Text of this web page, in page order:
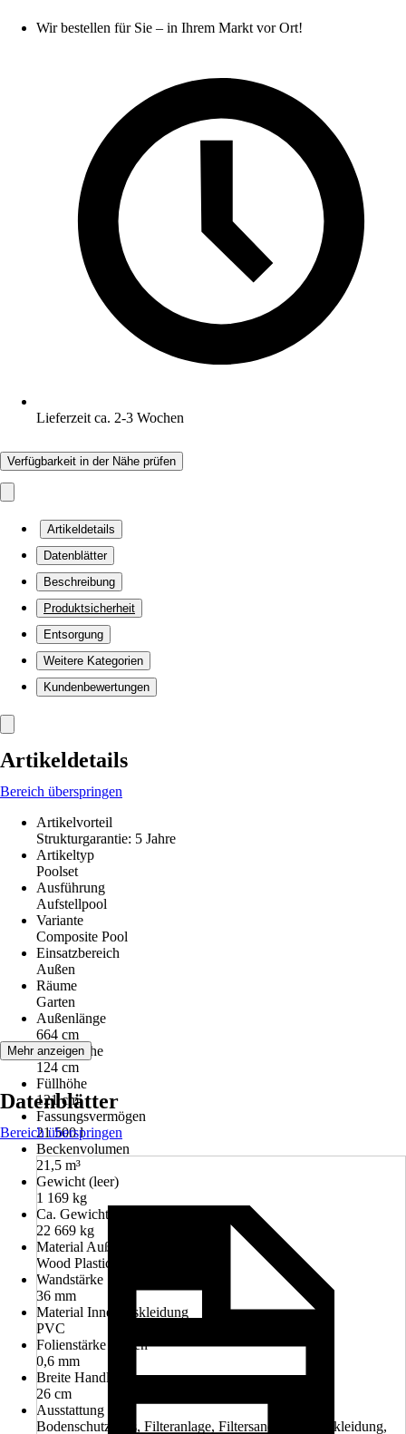
Wir bestellen für Sie – in Ihrem Markt vor Ort!
Lieferzeit ca. 2-3 Wochen
Verfügbarkeit in der Nähe prüfen
Artikeldetails
Datenblätter
Beschreibung
Produktsicherheit
Entsorgung
Weitere Kategorien
Kundenbewertungen
Artikeldetails
Bereich überspringen
Artikelvorteil
Strukturgarantie: 5 Jahre
Artikeltyp
Poolset
Ausführung
Aufstellpool
Variante
Composite Pool
Einsatzbereich
Außen
Räume
Garten
Außenlänge
664 cm
Außenhöhe
124 cm
Füllhöhe
121 cm
Fassungsvermögen
21 500 l
Beckenvolumen
21,5 m³
Gewicht (leer)
1 169 kg
Ca. Gewicht (befüllt)
22 669 kg
Material Außenverkleidung
Wood Plastic Composite
Wandstärke
36 mm
Material Innenauskleidung
PVC
Folienstärke Boden
0,6 mm
Breite Handlauf
26 cm
Ausstattung
Bodenschutzvlies, Filteranlage, Filtersand, Innenauskleidung,
Mehr anzeigen
Datenblätter
Bereich überspringen